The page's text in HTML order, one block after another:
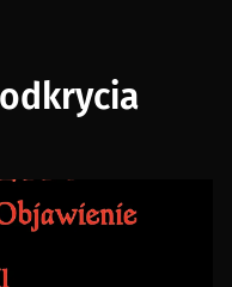
odkrycia